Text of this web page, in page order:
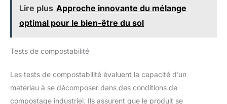
Lire plus Approche innovante du mélange
optimal pour le bien-être du sol
Tests de compostabilité
Les tests de compostabilité évaluent la capacité d’un
matériau à se décomposer dans des conditions de
compostage industriel. Ils assurent que le produit se